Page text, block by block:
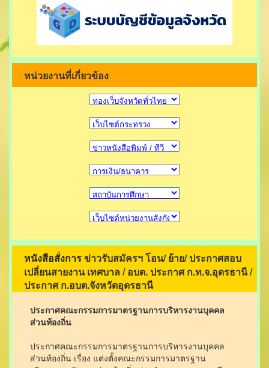
หน่วยงานที่เกี่ยวข้อง
หนังสือสั่งการ ข่าวรับสมัครฯ โอน/ ย้าย/ ประกาศสอบ
เปลี่ยนสายงาน เทศบาล / อบต. ประกาศ ก.ท.จ.อุดรธานี /
ประกาศ ก.อบต.จังหวัดอุดรธานี
ประกาศคณะกรรมการมาตรฐานการบริหารงานบุคคล
ส่วนท้องถิ่น
ประกาศคณะกรรมการมาตรฐานการบริหารงานบุคคล
ส่วนท้องถิ่น เรื่อง แต่งตั้งคณะกรรมการมาตรฐาน